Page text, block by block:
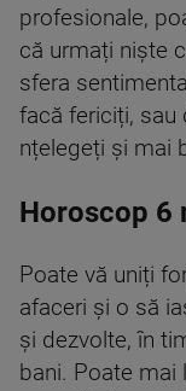
profesionale,
că urmați niște
sfera
facă fericiți, sau
nțelegeți și mai
Horoscop 6
Poate vă uniți
afaceri și o să
și dezvolte, în
bani. Poate mai